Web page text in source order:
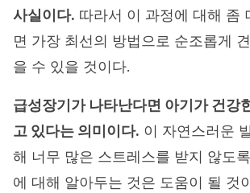
사실이다. 따라서 이 과정에 대해 좀
면 가장 최선의 방법으로 순조롭게
을 수 있을 것이다.
급성장기가 나타난다면 아기가 건강
고 있다는 의미이다. 이 자연스러운
해 너무 많은 스트레스를 받지 않도
에 대해 알아두는 것은 도움이 될 것